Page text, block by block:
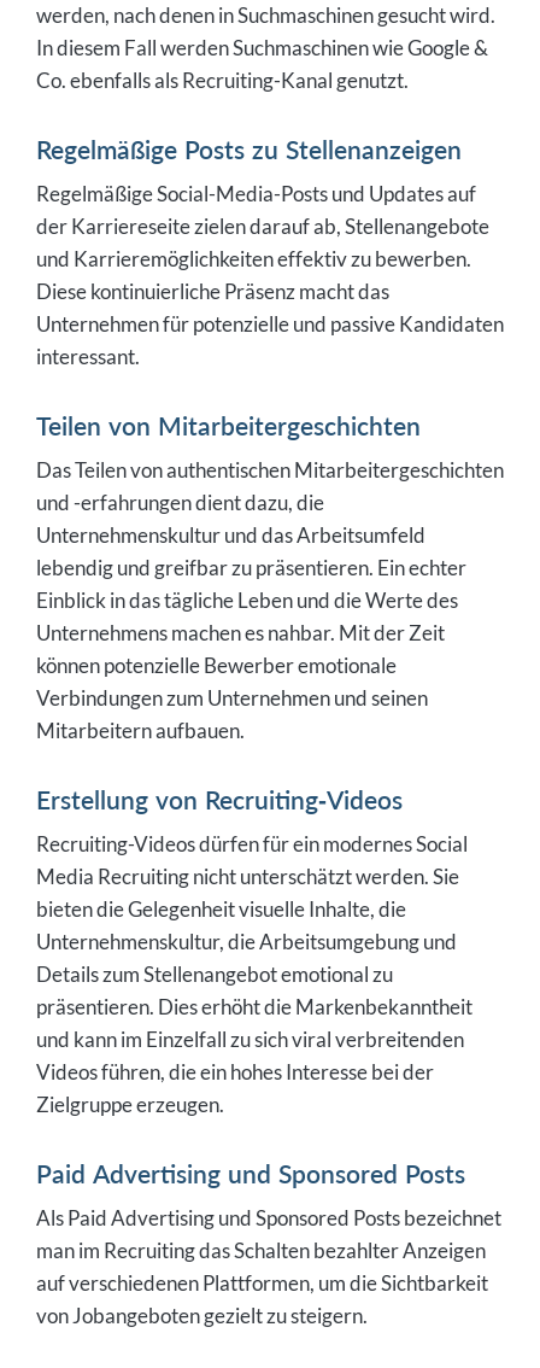
werden, nach denen in Suchmaschinen gesucht wird.
In diesem Fall werden Suchmaschinen wie Google &
Co. ebenfalls als Recruiting-Kanal genutzt.
Regelmäßige Posts zu Stellenanzeigen
Regelmäßige Social-Media-Posts und Updates auf
der Karriereseite zielen darauf ab, Stellenangebote
und Karrieremöglichkeiten effektiv zu bewerben.
Diese kontinuierliche Präsenz macht das
Unternehmen für potenzielle und passive Kandidaten
interessant.
Teilen von Mitarbeitergeschichten
Das Teilen von authentischen Mitarbeitergeschichten
und -erfahrungen dient dazu, die
Unternehmenskultur und das Arbeitsumfeld
lebendig und greifbar zu präsentieren. Ein echter
Einblick in das tägliche Leben und die Werte des
Unternehmens machen es nahbar. Mit der Zeit
können potenzielle Bewerber emotionale
Verbindungen zum Unternehmen und seinen
Mitarbeitern aufbauen.
Erstellung von Recruiting-Videos
Recruiting-Videos dürfen für ein modernes Social
Media Recruiting nicht unterschätzt werden. Sie
bieten die Gelegenheit visuelle Inhalte, die
Unternehmenskultur, die Arbeitsumgebung und
Details zum Stellenangebot emotional zu
präsentieren. Dies erhöht die Markenbekanntheit
und kann im Einzelfall zu sich viral verbreitenden
Videos führen, die ein hohes Interesse bei der
Zielgruppe erzeugen.
Paid Advertising und Sponsored Posts
Als Paid Advertising und Sponsored Posts bezeichnet
man im Recruiting das Schalten bezahlter Anzeigen
auf verschiedenen Plattformen, um die Sichtbarkeit
von Jobangeboten gezielt zu steigern.